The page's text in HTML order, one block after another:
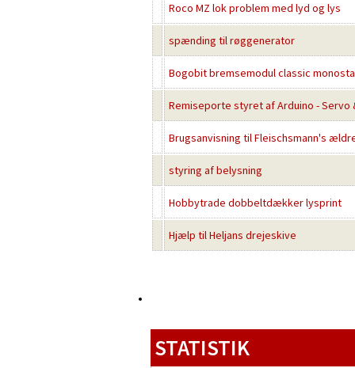
Roco MZ lok problem med lyd og lys
spænding til røggenerator
Bogobit bremsemodul classic
Remiseporte styret af Arduino - Servo
Brugsanvisning til Fleischsmann's
styring af belysning
Hobbytrade dobbeltdækker lysprint
Hjælp til Heljans drejeskive
STATISTIK